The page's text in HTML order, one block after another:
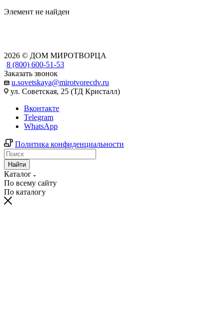
Элемент не найден
2026 © ДОМ МИРОТВОРЦА
8 (800) 600-51-53
Заказать звонок
u.sovetskaya@mirotvorecdv.ru
ул. Советская, 25 (ТД Кристалл)
Вконтакте
Telegram
WhatsApp
Политика конфиденциальности
Найти
Каталог
По всему сайту
По каталогу